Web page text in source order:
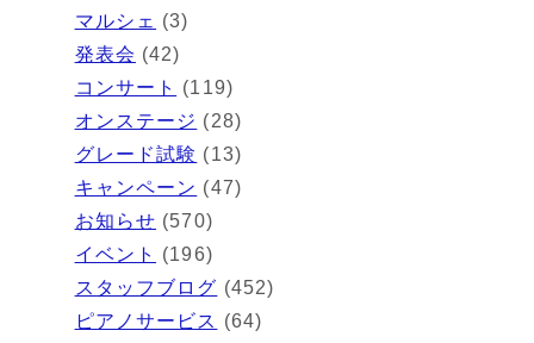
マルシェ (3)
発表会 (42)
コンサート
(119)
オンステージ (28)
グレード試験 (13)
キャンペーン (47)
お知らせ (570)
イベント
(196)
スタッフブログ (452)
ピアノサービス (64)